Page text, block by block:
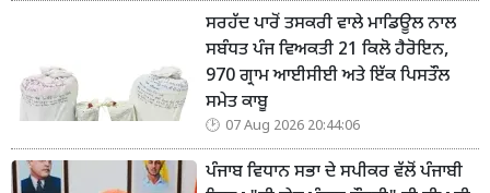
ਸਰਹੱਦ ਪਾਰੋਂ ਤਸਕਰੀ ਵਾਲੇ ਮਾਡਿਊਲ ਨਾਲ
ਸਬੰਧਤ ਪੰਜ ਵਿਅਕਤੀ 21 ਕਿਲੋ ਹੈਰੋਇਨ,
970 ਗ੍ਰਾਮ ਆਈਸੀਈ ਅਤੇ ਇੱਕ ਪਿਸਤੌਲ
ਸਮੇਤ ਕਾਬੂ
07 Aug 2026 20:44:06
ਪੰਜਾਬ ਵਿਧਾਨ ਸਭਾ ਦੇ ਸਪੀਕਰ ਵੱਲੋਂ ਪੰਜਾਬੀ